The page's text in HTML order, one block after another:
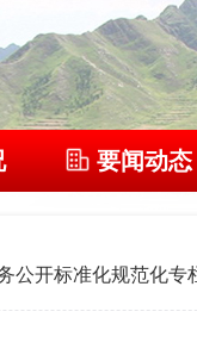
要闻动态
公开标准化规范化专